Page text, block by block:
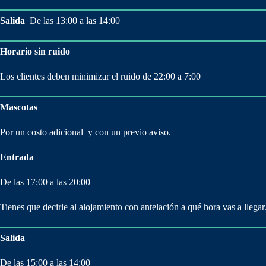
Salida De las 13:00 a las 14:00
Horario sin ruido
Los clientes deben minimizar el ruido de 22:00 a 7:00
Mascotas
Por un costo adicional y con un previo aviso.
Entrada
De las 17:00 a las 20:00
Tienes que decirle al alojamiento con antelación a qué hora vas a llegar.
Salida
De las 15:00 a las 14:00